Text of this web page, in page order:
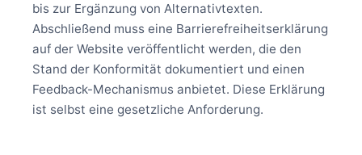
bis zur Ergänzung von Alternativtexten.
Abschließend muss eine Barrierefreiheitserklärung
auf der Website veröffentlicht werden, die den
Stand der Konformität dokumentiert und einen
Feedback-Mechanismus anbietet. Diese Erklärung
ist selbst eine gesetzliche Anforderung.